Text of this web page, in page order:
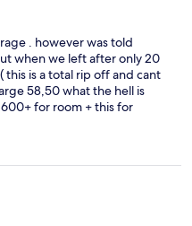
. however was told
when we left after only 20
is a total rip off and cant
58,50 what the hell is
for room + this for
the room price.... this made
this offer again that's